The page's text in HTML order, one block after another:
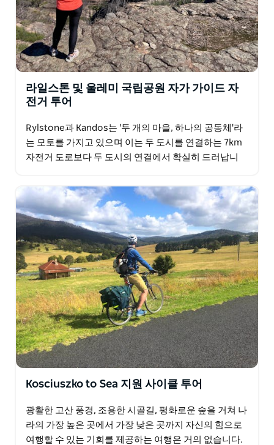
라일스톤 및 울레미 국립공원 자가 가이드 자
전거 투어
Rylstone과 Kandos는 '두 개의 마을, 하나의 공동체'라
는 모토를 가지고 있으며 이는 두 도시를 연결하는 7km
자전거 도로보다 두 도시의 연결에서 확실히 드러납니
Kosciuszko to Sea 지원 사이클 투어
광활한 고산 풍경, 조용한 시골길, 평화로운 숲을 거쳐 나
라의 가장 높은 곳에서 가장 낮은 곳까지 자신의 힘으로
여행할 수 있는 기회를 제공하는 여행은 거의 없습니다.